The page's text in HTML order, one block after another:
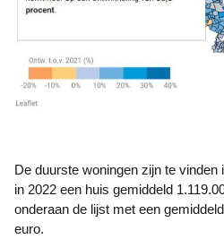
De duurste woningen zijn te vinden in Bloemendaal, daar kostte
in 2022 een huis gemiddeld
onderaan de lijst met een
euro.